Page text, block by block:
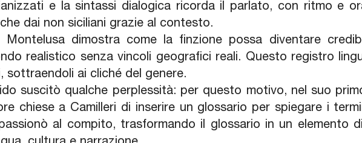
e la sintassi dialogica ricorda il parlato, con ritmo e
dai non siciliani grazie al contesto.
Montelusa dimostra come la finzione possa diventare
realistico senza vincoli geografici reali. Questo registro
sottraendoli ai cliché del genere.
suscitò qualche perplessità: per questo motivo, nel suo
chiese a Camilleri di inserire un glossario per spiegare i
al compito, trasformando il glossario in un elemento